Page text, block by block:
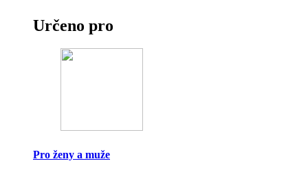
Určeno pro
Pro ženy a muže